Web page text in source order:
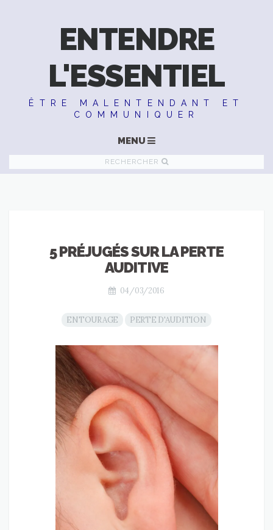
ENTENDRE
L'ESSENTIEL
ÊTRE MALENTENDANT ET
COMMUNIQUER
MENU
RECHERCHER
5 PRÉJUGÉS SUR LA PERTE
AUDITIVE
04/03/2016
ENTOURAGE PERTE D'AUDITION